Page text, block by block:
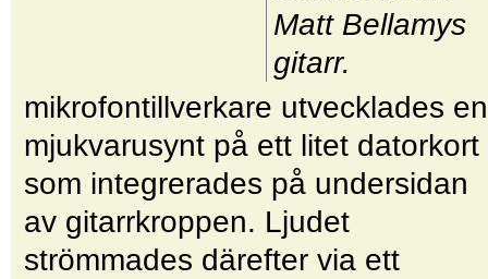
Matt Bellamys
gitarr.
mikrofontillverkare utvecklades en
mjukvarusynt på ett litet datorkort
som integrerades på undersidan
av gitarrkroppen. Ljudet
strömmades därefter via ett